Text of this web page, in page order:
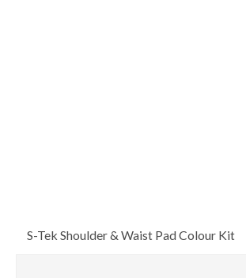
S-Tek Shoulder & Waist Pad Colour Kit